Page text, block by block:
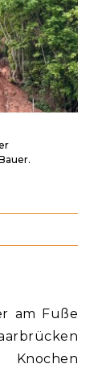
am Fuße